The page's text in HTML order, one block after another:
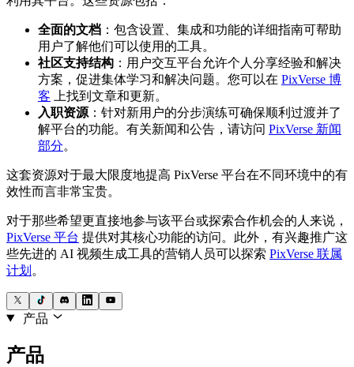
全面的文档 ：包含设置、集成和功能的详细指南可帮助
用户了解他们可以使用的工具。
社区支持结构 ：用户交互平台允许个人分享经验和解决
方案，促进集体学习和解决问题。您可以在 PixVerse 博
客 上找到文章和更新。
入职资源 ：针对新用户的分步演练可确保顺利过渡并了
解平台的功能。有关新闻和公告，请访问 PixVerse 新闻
部分。
这套资源对于最大限度地提高 PixVerse 平台在不同环境中的有
效性而言非常宝贵。
对于那些希望更直接地参与该平台或探索合作机会的人来说，
PixVerse 平台 提供对其核心功能的访问。此外，有兴趣推广这
些先进的 AI 视频生成工具的营销人员可以探索 PixVerse 联属
计划 。
产品
产品